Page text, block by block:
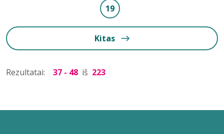
19
Kitas
Rezultatai: 37 - 48 iš 223